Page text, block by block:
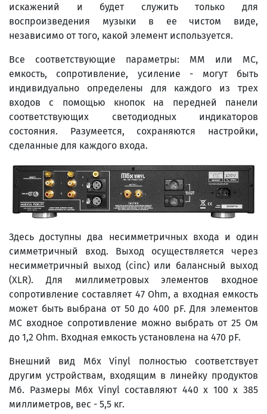
искажений и будет служить только для
воспроизведения музыки в ее чистом виде,
независимо от того, какой элемент используется.
Все соответствующие параметры: MM или MC,
емкость, сопротивление, усиление - могут быть
индивидуально определены для каждого из трех
входов с помощью кнопок на передней панели
соответствующих светодиодных индикаторов
состояния. Разумеется, сохраняются настройки,
сделанные для каждого входа.
Здесь доступны два несимметричных входа и один
симметричный вход. Выход осуществляется через
несимметричный выход (cinc) или балансный выход
(XLR). Для миллиметровых элементов входное
сопротивление составляет 47 Ohm, а входная емкость
может быть выбрана от 50 до 400 pF. Для элементов
MC входное сопротивление можно выбрать от 25 Ом
до 1,2 Ohm. Входная емкость установлена ​​на 470 pF.
Внешний вид M6x Vinyl полностью соответствует
другим устройствам, входящим в линейку продуктов
M6. Размеры M6x Vinyl составляют 440 x 100 x 385
миллиметров, вес - 5,5 кг.